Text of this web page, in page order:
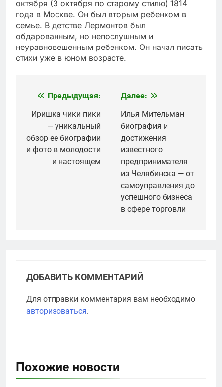
октября (3 октября по старому стилю) 1814
года в Москве. Он был вторым ребенком в
семье. В детстве Лермонтов был
обдарованным, но непослушным и
неуравновешенным ребенком. Он начал писать
стихи уже в юном возрасте.
Навигация
по
записям
Предыдущая:
Иришка чики пики
— уникальный
обзор ее биографии
и фото в молодости
и настоящем
Далее:
Илья Мительман
биография и
достижения
известного
предпринимателя
из Челябинска — от
самоуправления до
успешного бизнеса
в сфере торговли
ДОБАВИТЬ КОММЕНТАРИЙ
Для отправки комментария вам необходимо
авторизоваться.
Похожие новости